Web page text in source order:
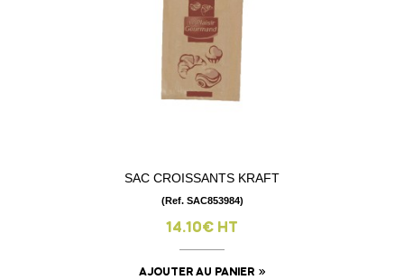
SAC CROISSANTS KRAFT
(Ref. SAC853984)
14.10€ HT
AJOUTER AU PANIER